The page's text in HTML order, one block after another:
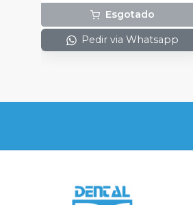
Esgotado
Pedir via Whatsapp